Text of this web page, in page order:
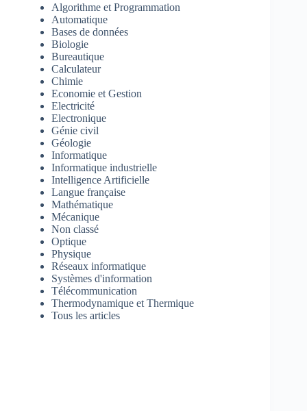
Algorithme et Programmation
Automatique
Bases de données
Biologie
Bureautique
Calculateur
Chimie
Economie et Gestion
Electricité
Electronique
Génie civil
Géologie
Informatique
Informatique industrielle
Intelligence Artificielle
Langue française
Mathématique
Mécanique
Non classé
Optique
Physique
Réseaux informatique
Systèmes d'information
Télécommunication
Thermodynamique et Thermique
Tous les articles